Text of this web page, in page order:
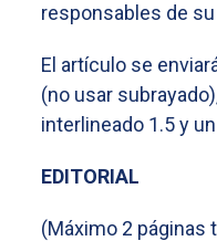
responsables de
El artículo se
(no usar
interlineado 1.5 y
EDITORIAL
(Máximo 2 páginas